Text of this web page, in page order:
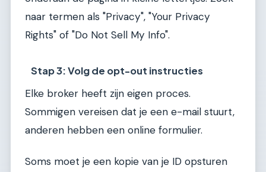
naar termen als "Privacy", "Your Privacy
Rights" of "Do Not Sell My Info".
Stap 3: Volg de opt-out instructies
Elke broker heeft zijn eigen proces.
Sommigen vereisen dat je een e-mail stuurt,
anderen hebben een online formulier.
Soms moet je een kopie van je ID opsturen